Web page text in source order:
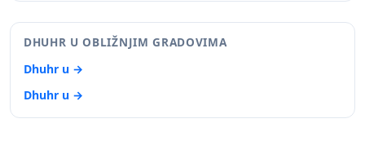
DHUHR U OBLIŽNJIM GRADOVIMA
Dhuhr u →
Dhuhr u →